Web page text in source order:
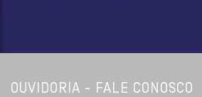
OUVIDORIA - FALE CONOSCO